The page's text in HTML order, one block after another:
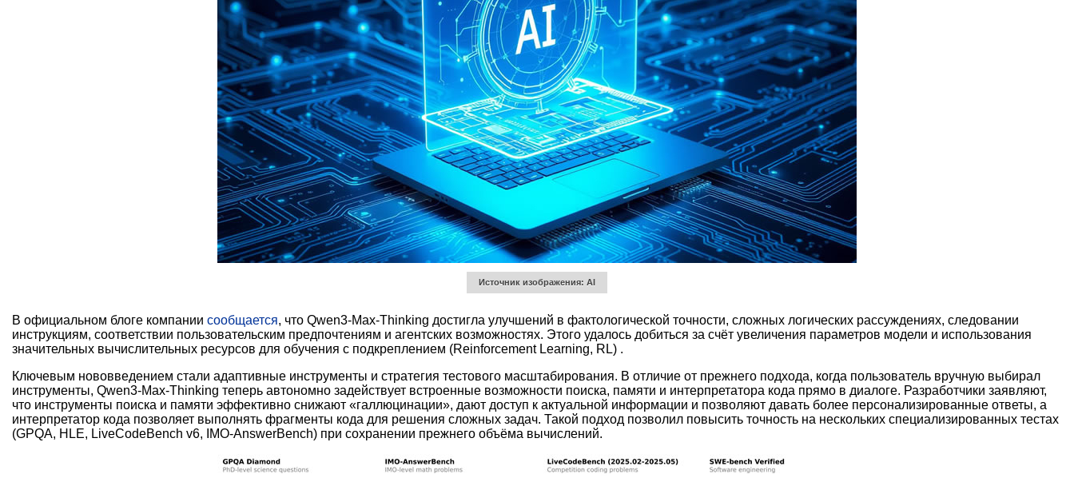
Источник изображения: AI
В официальном блоге компании сообщается, что Qwen3-Max-Thinking достигла улучшений в фактологической точности, сложных логических рассуждениях, следовании
инструкциям, соответствии пользовательским предпочтениям и агентских возможностях. Этого удалось добиться за счёт увеличения параметров модели и использования
значительных вычислительных ресурсов для обучения с подкреплением (Reinforcement Learning, RL) .
Ключевым нововведением стали адаптивные инструменты и стратегия тестового масштабирования. В отличие от прежнего подхода, когда пользователь вручную выбирал
инструменты, Qwen3-Max-Thinking теперь автономно задействует встроенные возможности поиска, памяти и интерпретатора кода прямо в диалоге. Разработчики заявляют,
что инструменты поиска и памяти эффективно снижают «галлюцинации», дают доступ к актуальной информации и позволяют давать более персонализированные ответы, а
интерпретатор кода позволяет выполнять фрагменты кода для решения сложных задач. Такой подход позволил повысить точность на нескольких специализированных тестах
(GPQA, HLE, LiveCodeBench v6, IMO-AnswerBench) при сохранении прежнего объёма вычислений.